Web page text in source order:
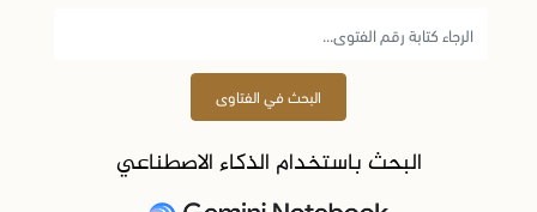
البحث في الفتاوى
البحث باستخدام الذكاء الاصطناعي